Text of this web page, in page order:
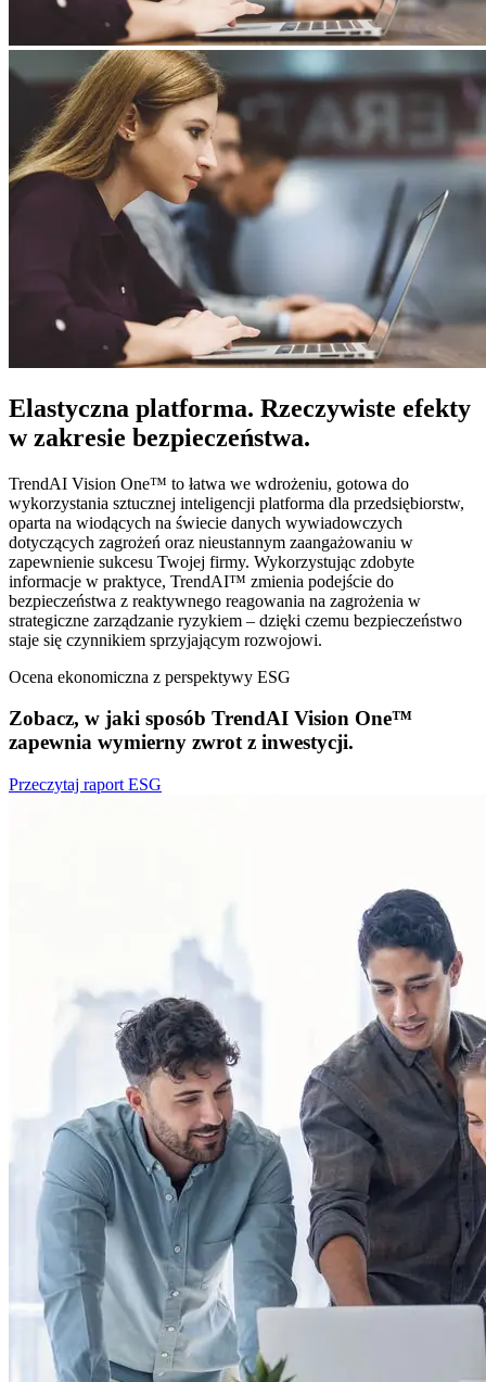
Elastyczna platforma. Rzeczywiste efekty
w zakresie bezpieczeństwa.
TrendAI Vision One™ to łatwa we wdrożeniu, gotowa do
wykorzystania sztucznej inteligencji platforma dla przedsiębiorstw,
oparta na wiodących na świecie danych wywiadowczych
dotyczących zagrożeń oraz nieustannym zaangażowaniu w
zapewnienie sukcesu Twojej firmy. Wykorzystując zdobyte
informacje w praktyce, TrendAI™ zmienia podejście do
bezpieczeństwa z reaktywnego reagowania na zagrożenia w
strategiczne zarządzanie ryzykiem – dzięki czemu bezpieczeństwo
staje się czynnikiem sprzyjającym rozwojowi.
Ocena ekonomiczna z perspektywy ESG
Zobacz, w jaki sposób TrendAI Vision One™
zapewnia wymierny zwrot z inwestycji.
Przeczytaj raport ESG